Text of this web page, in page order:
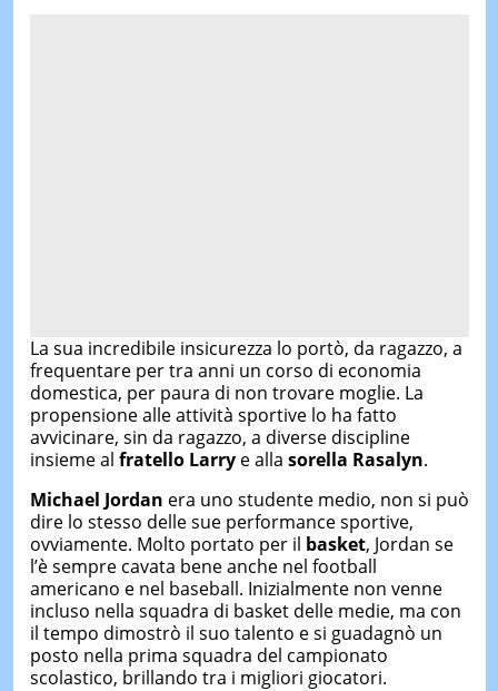
La sua incredibile insicurezza lo portò, da ragazzo, a
frequentare per tra anni un corso di economia
domestica, per paura di non trovare moglie. La
propensione alle attività sportive lo ha fatto
avvicinare, sin da ragazzo, a diverse discipline
insieme al fratello Larrye alla sorella Rasalyn.
Michael Jordan era uno studente medio, non si può
dire lo stesso delle sue performance sportive,
ovviamente. Molto portato per il basket, Jordan se
l’è sempre cavata bene anche nel football
americano e nel baseball. Inizialmente non venne
incluso nella squadra di basket delle medie, ma con
il tempo dimostrò il suo talento e si guadagnò un
posto nella prima squadra del campionato
scolastico, brillando tra i migliori giocatori.